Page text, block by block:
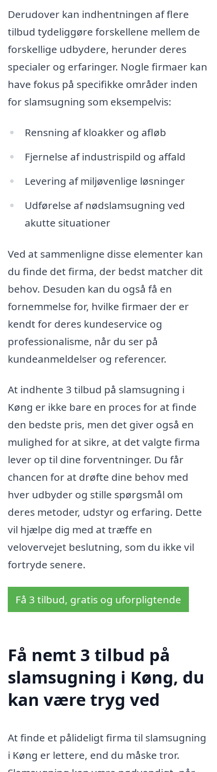
Derudover kan indhentningen af flere
tilbud tydeliggøre forskellene mellem de
forskellige udbydere, herunder deres
specialer og erfaringer. Nogle firmaer kan
have fokus på specifikke områder inden
for slamsugning som eksempelvis:
Rensning af kloakker og afløb
Fjernelse af industrispild og affald
Levering af miljøvenlige løsninger
Udførelse af nødslamsugning ved
akutte situationer
Ved at sammenligne disse elementer kan
du finde det firma, der bedst matcher dit
behov. Desuden kan du også få en
fornemmelse for, hvilke firmaer der er
kendt for deres kundeservice og
professionalisme, når du ser på
kundeanmeldelser og referencer.
At indhente 3 tilbud på slamsugning i
Køng er ikke bare en proces for at finde
den bedste pris, men det giver også en
mulighed for at sikre, at det valgte firma
lever op til dine forventninger. Du får
chancen for at drøfte dine behov med
hver udbyder og stille spørgsmål om
deres metoder, udstyr og erfaring. Dette
vil hjælpe dig med at træffe en
velovervejet beslutning, som du ikke vil
fortryde senere.
Få 3 tilbud, gratis og uforpligtende
Få nemt 3 tilbud på
slamsugning i Køng, du
kan være tryg ved
At finde et pålideligt firma til slamsugning
i Køng er lettere, end du måske tror.